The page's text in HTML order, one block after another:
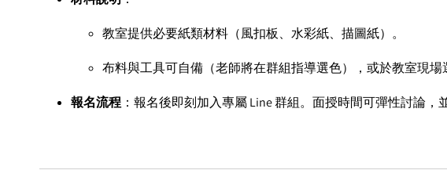
教室提供必要紙類材料（風扣板、水彩紙、描圖紙）。
布料與工具可自備（老師將在群組指導選色），或於教室現場
報名流程 ：報名後即刻加入專屬 Line 群組。面授時間可彈性討論，